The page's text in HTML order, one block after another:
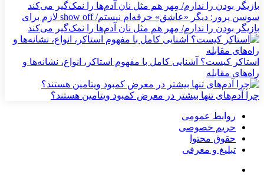
سوسن پرور: دیگر «عاشق» حرفه‌ام نیستم/ show off لازم برای
بازیگر بودن را ندارم/ مِهر هم مثل نان آدم‌ها را نمک‌گیر می‌کند
استاکر کیست؟ آشنایی کامل با مفهوم استاکر، انواع، نشانه‌ها و
راه‌های مقابله
چرا آدم‌های تنها بیشتر در معرض کمبود ویتامین هستند؟
روابط عمومی
حریم خصوصی
حقوق محتوا
تبلیغ و معرفی